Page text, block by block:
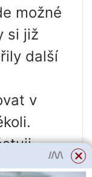
možné
si již
další
v